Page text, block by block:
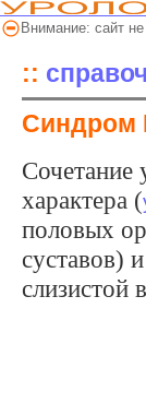
Внимание: сайт
::
Синдром
Сочетание
характера (
половых
суставов)
слизистой